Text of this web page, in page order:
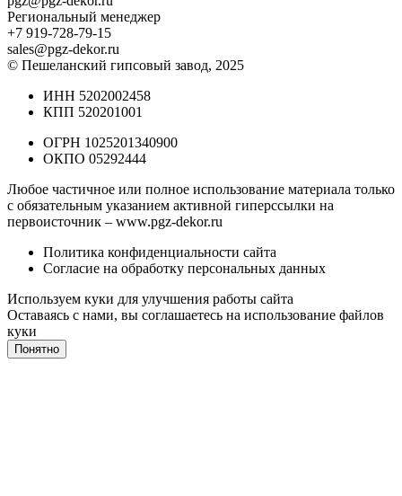
Региональный менеджер
+7 919-728-79-15
sales@pgz-dekor.ru
© Пешеланский гипсовый завод, 2025
ИНН 5202002458
КПП 520201001
ОГРН 1025201340900
ОКПО 05292444
Любое частичное или полное использование материала только
с обязательным указанием активной гиперссылки на
первоисточник – www.pgz-dekor.ru
Политика конфиденциальности сайта
Согласие на обработку персональных данных
Используем куки для улучшения работы сайта
Оставаясь с нами, вы соглашаетесь на использование файлов
куки
Понятно